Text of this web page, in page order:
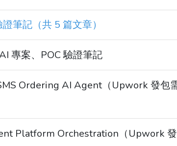
筆記（共 5 篇文章）
專案、POC 驗證筆記
Ordering AI Agent（Upwork 發包
Platform Orchestration（Upwork